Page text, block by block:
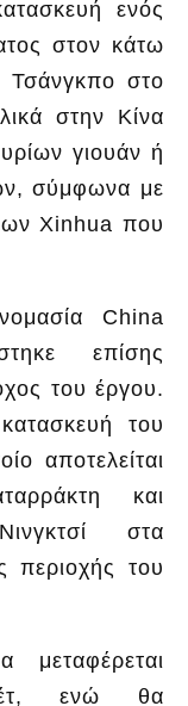
ενός
στον κάτω
Τσάνγκπο στο
στην Κίνα
γιουάν ή
σύμφωνα με
Xinhua που
China
επίσης
του έργου.
του
αποτελείται
και
στα
περιοχής του
ενώ θα